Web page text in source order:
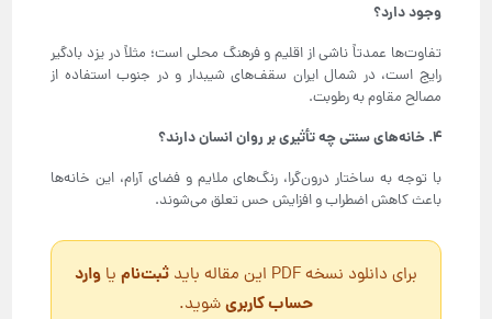
وجود دارد؟
تفاوت‌ها عمدتاً ناشی از اقلیم و فرهنگ محلی است؛ مثلاً در یزد بادگیر
رایج است، در شمال ایران سقف‌های شیبدار و در جنوب استفاده از
مصالح مقاوم به رطوبت.
۴.خانه‌های سنتی چه تأثیری بر روان انسان دارند؟
با توجه به ساختار درون‌گرا، رنگ‌های ملایم و فضای آرام، این خانه‌ها
باعث کاهش اضطراب و افزایش حس تعلق می‌شوند.
برای دانلود نسخه PDF این مقاله باید ثبت‌نام یا وارد
حساب کاربریشوید.